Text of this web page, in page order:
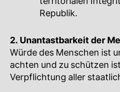
Republik.
2. Unantastbarkeit der
Würde des Menschen ist
achten und zu schützen
Verpflichtung aller